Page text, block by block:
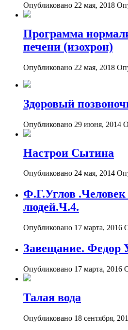
Опубликовано 22 мая, 2018
Программа
печени (изохрон)
Опубликовано 22 мая, 2018
Здоровый
Опубликовано 29 июня, 2014
Настрои Сытина
Опубликовано 24 мая, 2014
Ф.Г.Углов .Человек
людей.Ч.4.
Опубликовано 17 марта, 2016
Завещание. Федор
Опубликовано 17 марта, 2016
Талая вода
Опубликовано 18 сентября,